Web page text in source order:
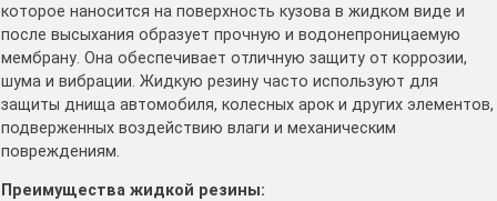
которое наносится на поверхность кузова в жидком виде и
после высыхания образует прочную и водонепроницаемую
мембрану․ Она обеспечивает отличную защиту от коррозии,
шума и вибрации․ Жидкую резину часто используют для
защиты днища автомобиля, колесных арок и других элементов,
подверженных воздействию влаги и механическим
повреждениям․
Преимущества жидкой резины: